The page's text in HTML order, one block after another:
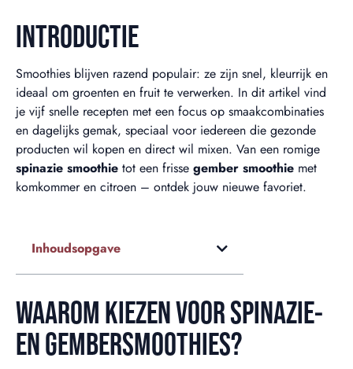
INTRODUCTIE
Smoothies blijven razend populair: ze zijn snel, kleurrijk en
ideaal om groenten en fruit te verwerken. In dit artikel vind
je vijf snelle recepten met een focus op smaakcombinaties
en dagelijks gemak, speciaal voor iedereen die gezonde
producten wil kopen en direct wil mixen. Van een romige
spinazie smoothie tot een frisse gember smoothie met
komkommer en citroen – ontdek jouw nieuwe favoriet.
Inhoudsopgave
WAAROM KIEZEN VOOR SPINAZIE-
EN GEMBERSMOOTHIES?